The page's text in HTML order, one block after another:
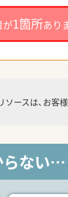
が1箇所あり
ソースは、お
ない